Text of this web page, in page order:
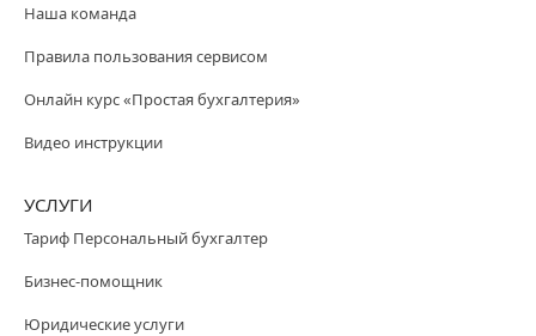
Наша команда
Правила пользования сервисом
Онлайн курс «Простая бухгалтерия»
Видео инструкции
УСЛУГИ
Тариф Персональный бухгалтер
Бизнес-помощник
Юридические услуги